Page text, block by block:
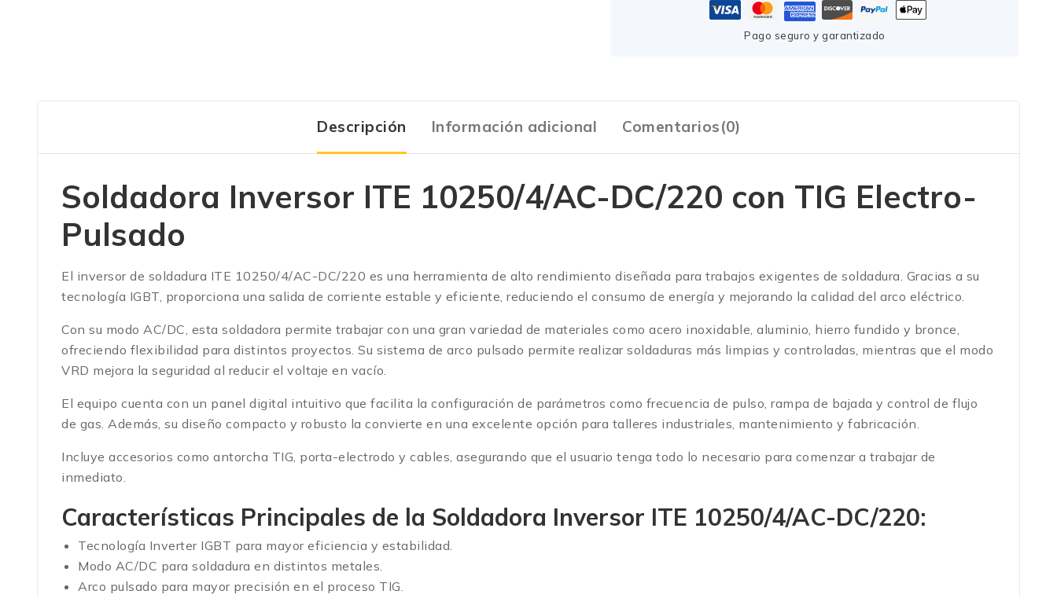
Pago seguro y garantizado
Descripción Información adicional Comentarios(0)
Soldadora Inversor ITE 10250/4/AC-DC/220 con TIG Electro-
Pulsado
El inversor de soldadura ITE 10250/4/AC-DC/220 es una herramienta de alto rendimiento diseñada para trabajos exigentes de soldadura. Gracias a su
tecnología IGBT, proporciona una salida de corriente estable y eficiente, reduciendo el consumo de energía y mejorando la calidad del arco eléctrico.
Con su modo AC/DC, esta soldadora permite trabajar con una gran variedad de materiales como acero inoxidable, aluminio, hierro fundido y bronce,
ofreciendo flexibilidad para distintos proyectos. Su sistema de arco pulsado permite realizar soldaduras más limpias y controladas, mientras que el modo
VRD mejora la seguridad al reducir el voltaje en vacío.
El equipo cuenta con un panel digital intuitivo que facilita la configuración de parámetros como frecuencia de pulso, rampa de bajada y control de flujo
de gas. Además, su diseño compacto y robusto la convierte en una excelente opción para talleres industriales, mantenimiento y fabricación.
Incluye accesorios como antorcha TIG, porta-electrodo y cables, asegurando que el usuario tenga todo lo necesario para comenzar a trabajar de
inmediato.
Características Principales de la Soldadora Inversor ITE 10250/4/AC-DC/220:
Tecnología Inverter IGBT para mayor eficiencia y estabilidad.
Modo AC/DC para soldadura en distintos metales.
Arco pulsado para mayor precisión en el proceso TIG.